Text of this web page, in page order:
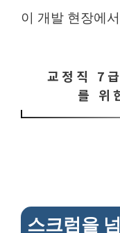
이 개발 현장에
교정직 7
를 위
스크럼을